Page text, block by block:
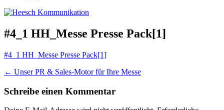
#4_1 HH_Messe Presse Pack[1]
#4_1 HH_Messe Presse Pack[1]
Beitrags-
Navigation
← Unser PR & Sales-Motor für Ihre Messe
Schreibe einen Kommentar